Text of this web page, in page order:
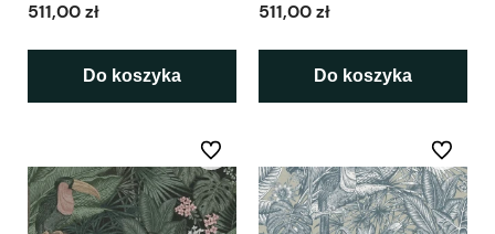
511,00 zł
Do koszyka
511,00 zł
Do koszyka
Do ulubionych Do